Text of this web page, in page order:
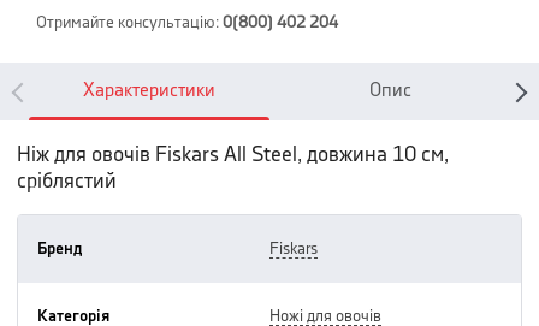
Отримайте консультацію: 0(800) 402 204
Характеристики Опис
Ніж для овочів Fiskars All Steel, довжина 10 см,
сріблястий
Бренд fiskars
Категорія ножі для овочів